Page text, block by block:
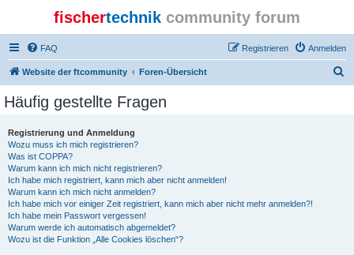
fischertechnik community forum
FAQ Anmelden
Registrieren
Website der ftcommunity Foren-Übersicht
Häufig gestellte Fragen
Registrierung und Anmeldung
Wozu muss ich mich registrieren?
Was ist COPPA?
Warum kann ich mich nicht registrieren?
Ich habe mich registriert, kann mich aber nicht anmelden!
Warum kann ich mich nicht anmelden?
Ich habe mich vor einiger Zeit registriert, kann mich aber nicht mehr anmelden?!
Ich habe mein Passwort vergessen!
Warum werde ich automatisch abgemeldet?
Wozu ist die Funktion „Alle Cookies löschen“?